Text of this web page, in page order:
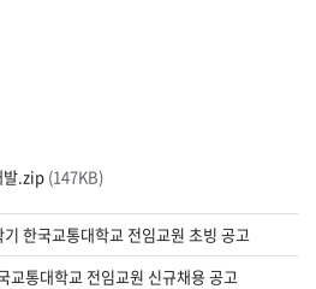
발.zip (147KB)
한국교통대학교 전임교원 초빙 공고
교통대학교 전임교원 신규채용 공고